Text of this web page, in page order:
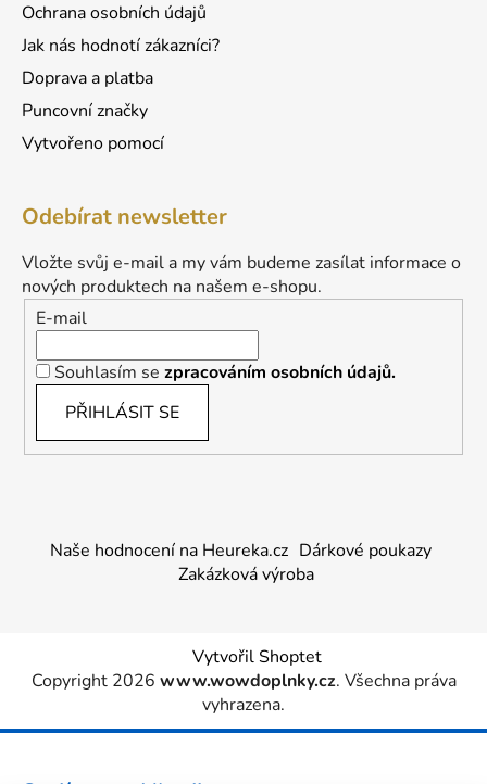
Ochrana osobních údajů
Jak nás hodnotí zákazníci?
Doprava a platba
Puncovní značky
Vytvořeno pomocí
Odebírat newsletter
Vložte svůj e-mail a my vám budeme zasílat informace o
nových produktech na našem e-shopu.
E-mail
Souhlasím se zpracováním osobních údajů.
PŘIHLÁSIT SE
Naše hodnocení na Heureka.cz Dárkové poukazy
Zakázková výroba
Vytvořil Shoptet
Copyright 2026 www.wowdoplnky.cz. Všechna práva
vyhrazena.